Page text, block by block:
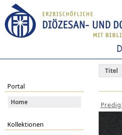
Titel
Portal
Home
Kollektionen